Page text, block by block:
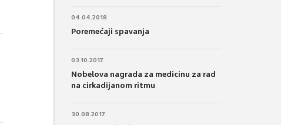
04.04.2018.
Poremećaji spavanja
03.10.2017.
Nobelova nagrada za medicinu za rad
na cirkadijanom ritmu
30.08.2017.